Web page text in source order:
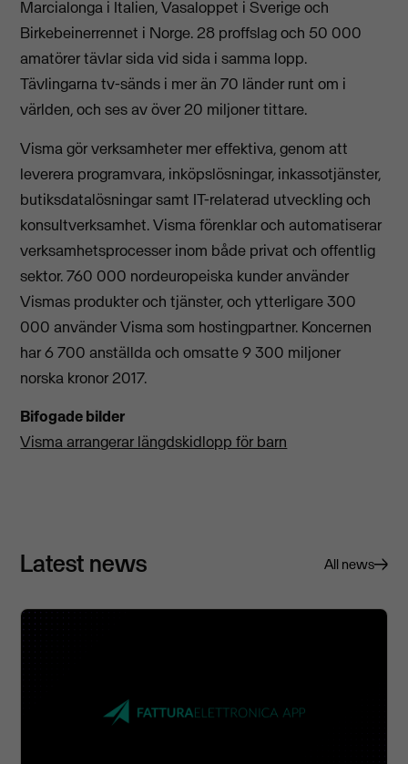
Marcialonga i Italien, Vasaloppet i Sverige och
Birkebeinerrennet i Norge. 28 proffslag och 50 000
amatörer tävlar sida vid sida i samma lopp.
Tävlingarna tv-sänds i mer än 70 länder runt om i
världen, och ses av över 20 miljoner tittare.
Visma gör verksamheter mer effektiva, genom att
leverera programvara, inköpslösningar, inkassotjänster,
butiksdatalösningar samt IT-relaterad utveckling och
konsultverksamhet. Visma förenklar och automatiserar
verksamhetsprocesser inom både privat och offentlig
sektor. 760 000 nordeuropeiska kunder använder
Vismas produkter och tjänster, och ytterligare 300
000 använder Visma som hostingpartner. Koncernen
har 6 700 anställda och omsatte 9 300 miljoner
norska kronor 2017.
Bifogade bilder
Visma arrangerar längdskidlopp för barn
Latest news All news